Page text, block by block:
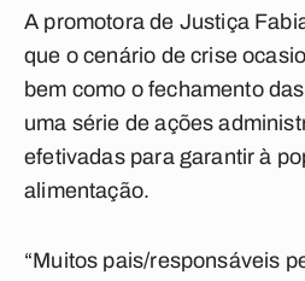
A promotora de Justiça
que o cenário de crise
bem como o fechamento
uma série de ações
efetivadas para garantir à
alimentação.
“Muitos pais/responsáveis